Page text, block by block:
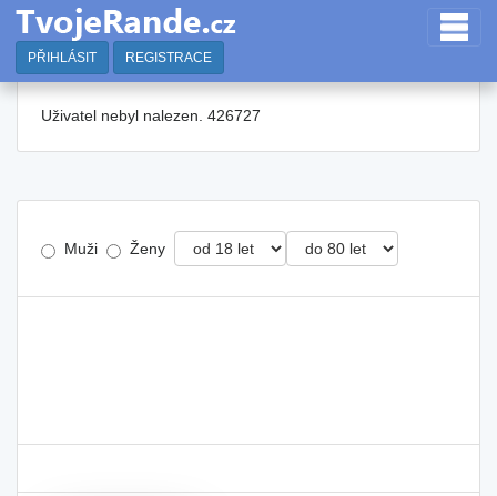
PŘIHLÁSIT REGISTRACE
Uživatel nebyl nalezen. 426727
Muži Ženy